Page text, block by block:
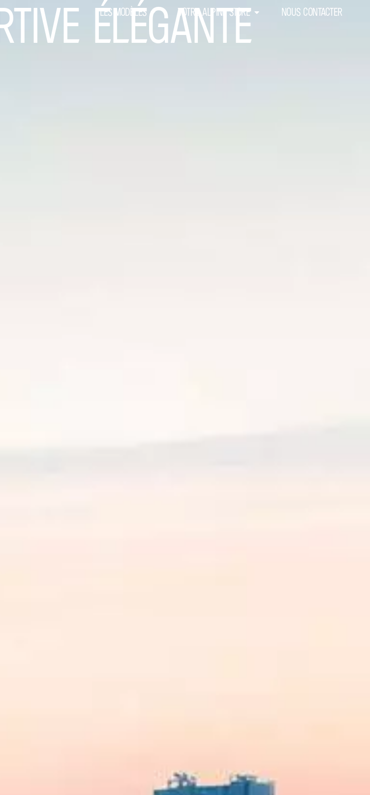
LES MODÈLES VOTRE ALPINE STORE NOUS CONTACTER
ÉLÉGANTE